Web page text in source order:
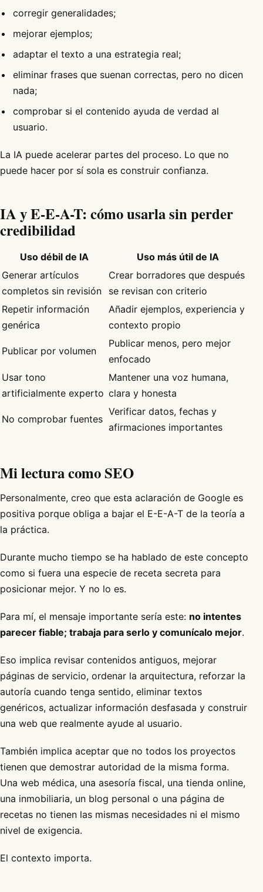
corregir generalidades;
mejorar ejemplos;
adaptar el texto a una estrategia real;
eliminar frases que suenan correctas, pero no dicen
nada;
comprobar si el contenido ayuda de verdad al
usuario.
La IA puede acelerar partes del proceso. Lo que no
puede hacer por sí sola es construir confianza.
IA y E-E-A-T: cómo usarla sin perder
credibilidad
Uso débil de IA
Uso más útil de IA
Generar artículos
completos sin revisión
Crear borradores que después
se revisan con criterio
Repetir información
genérica
Añadir ejemplos, experiencia y
contexto propio
Publicar por volumen
Publicar menos, pero mejor
enfocado
Usar tono
artificialmente experto
Mantener una voz humana,
clara y honesta
No comprobar fuentes
Verificar datos, fechas y
afirmaciones importantes
Mi lectura como SEO
Personalmente, creo que esta aclaración de Google es
positiva porque obliga a bajar el E-E-A-T de la teoría a
la práctica.
Durante mucho tiempo se ha hablado de este concepto
como si fuera una especie de receta secreta para
posicionar mejor. Y no lo es.
Para mí, el mensaje importante sería este: no intentes
parecer fiable; trabaja para serlo y comunícalo mejor.
Eso implica revisar contenidos antiguos, mejorar
páginas de servicio, ordenar la arquitectura, reforzar la
autoría cuando tenga sentido, eliminar textos
genéricos, actualizar información desfasada y construir
una web que realmente ayude al usuario.
También implica aceptar que no todos los proyectos
tienen que demostrar autoridad de la misma forma.
Una web médica, una asesoría fiscal, una tienda online,
una inmobiliaria, un blog personal o una página de
recetas no tienen las mismas necesidades ni el mismo
nivel de exigencia.
El contexto importa.